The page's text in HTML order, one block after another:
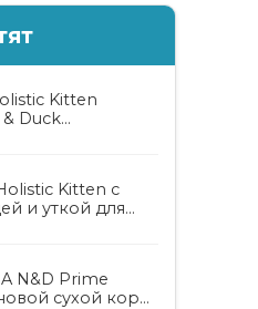
Kitten
Duck
Kitten с
и уткой для
N&D Prime
сухой корм